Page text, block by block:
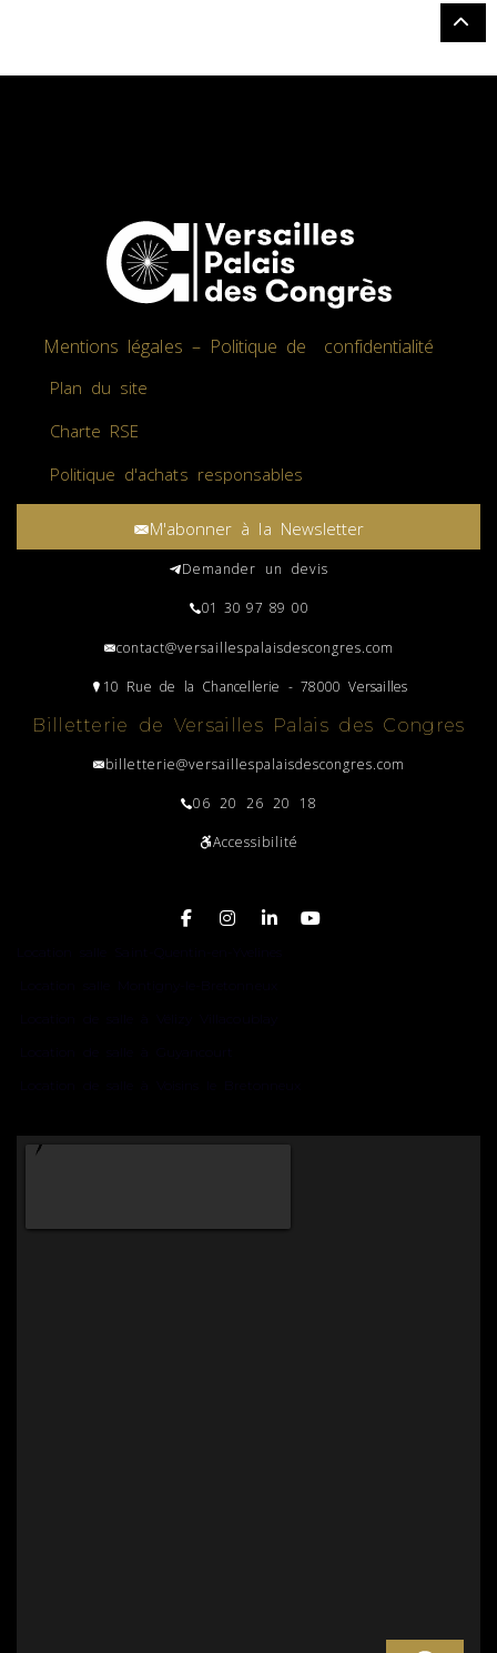
Mentions légales – Politique de confidentialité
Plan du site
Charte RSE
Politique d'achats responsables
M'abonner à la Newsletter
Demander un devis
01 30 97 89 00
contact@versaillespalaisdescongres.com
10 Rue de la Chancellerie - 78000 Versailles
Billetterie de Versailles Palais des Congres
billetterie@versaillespalaisdescongres.com
06 20 26 20 18
Accessibilité
Location salle Saint-Quentin-en-Yvelines
Location salle Montigny-le-Bretonneux
Location de salle à Vélizy Villacoublay
Location de salle à Guyancourt
Location de salle à Voisins le Bretonneux